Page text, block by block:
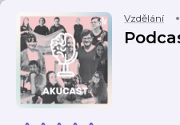
Vzdělání